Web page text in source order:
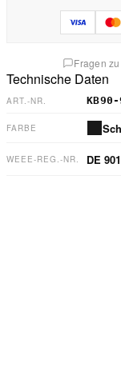
Fragen
Technische Daten
ART.-NR.
FARBE
WEEE-REG.-NR. DE